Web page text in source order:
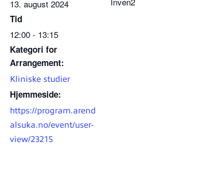
13. august 2024
Tid
12:00 - 13:15
Kategori for
Arrangement:
Kliniske studier
Hjemmeside:
https://program.arend
alsuka.no/event/user-
view/23215